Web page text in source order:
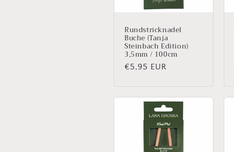
Rundstricknadel
Buche (Tanja
Steinbach Edition)
3,5mm / 100cm
Normaler
€5,95 EUR